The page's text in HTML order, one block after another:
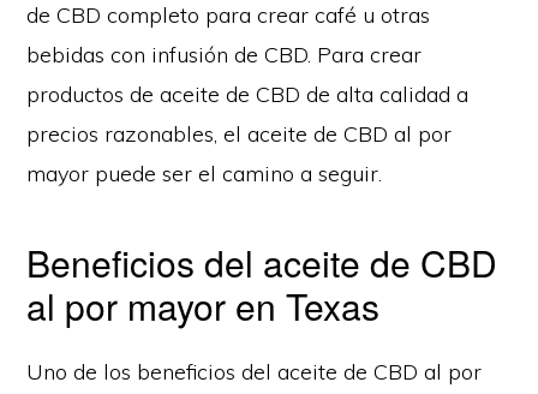
de CBD completo para crear café u otras
bebidas con infusión de CBD. Para crear
productos de aceite de CBD de alta calidad a
precios razonables, el aceite de CBD al por
mayor puede ser el camino a seguir.
Beneficios del aceite de CBD
al por mayor en Texas
Uno de los beneficios del aceite de CBD al por